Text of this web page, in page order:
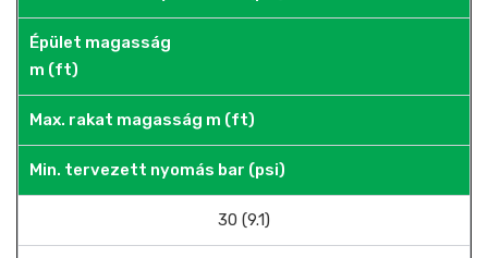
Épület magasság
m (ft)
Max. rakat magasság m (ft)
Min. tervezett nyomás bar (psi)
30 (9.1)